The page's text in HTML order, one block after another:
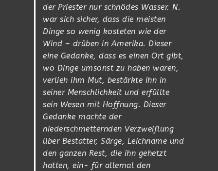
der Priester nur schnödes Wasser. N.
war sich sicher, dass die meisten
Dinge so wenig kosteten wie der
Wind – drüben in Amerika. Dieser
eine Gedanke, dass es einen Ort gibt,
wo Dinge umsonst zu haben waren,
verlieh ihm Mut, bestärkte ihn in
seiner Menschlichkeit und erfüllte
sein Wesen mit Hoffnung. Dieser
Gedanke machte der
niederschmetternden Verzweiflung
über Bestatter, Särge, Leichname und
den ganzen Rest, die ihn gehetzt
hatten, ein- für allemal den